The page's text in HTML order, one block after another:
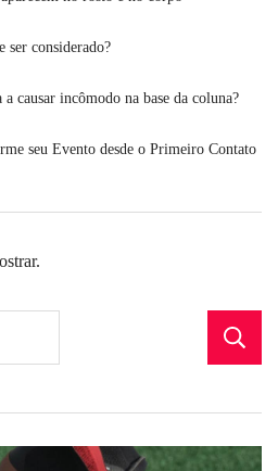
ser considerado?
causar incômodo na base da coluna?
seu Evento desde o Primeiro Contato